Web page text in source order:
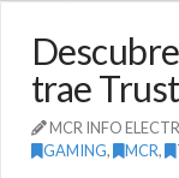
trae
MCR INFO
GAMING, MCR,